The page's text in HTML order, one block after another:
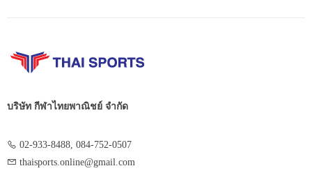
บริษัท กีฬาไทยพาณิชย์ จำกัด
02-933-8488, 084-752-0507
thaisports.online@gmail.com